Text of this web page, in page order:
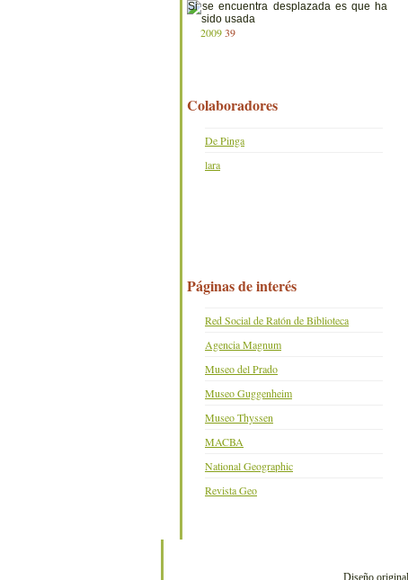
200939
Colaboradores
De Pinga
lara
Páginas de interés
Red Social de Ratón de Biblioteca
Agencia Magnum
Museo del Prado
Museo Guggenheim
Museo Thyssen
MACBA
National Geographic
Revista Geo
Diseño original